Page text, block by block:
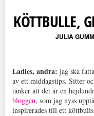
KÖTTBULLE,
JULIA
Ladies, andra: jag ska
av ett middagstips. Sitter
tänker att det är en
bloggen, som jag nyss
inspirerades till ett